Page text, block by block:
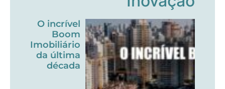
O incrível
Boom
Imobiliário
da última
década